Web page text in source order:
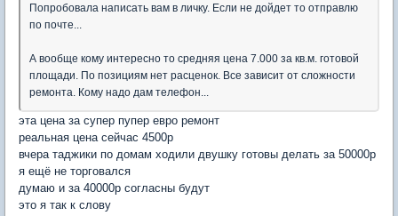
Попробовала написать вам в личку. Если не дойдет то отправлю
по почте...
А вообще кому интересно то средняя цена 7.000 за кв.м. готовой
площади. По позициям нет расценок. Все зависит от сложности
ремонта. Кому надо дам телефон...
эта цена за супер пупер евро ремонт
реальная цена сейчас 4500р
вчера таджики по домам ходили двушку готовы делать за 50000р
я ещё не торговался
думаю и за 40000р согласны будут
это я так к слову